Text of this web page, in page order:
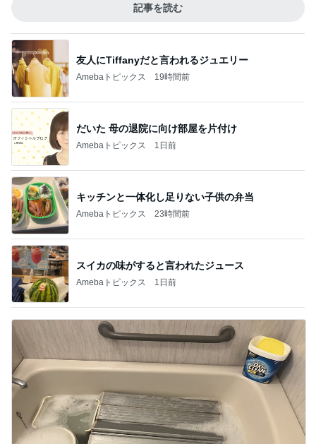
記事を読む
友人にTiffanyだと言われるジュエリー
Amebaトピックス 19時間前
だいた 母の退院に向け部屋を片付け
Amebaトピックス 1日前
キッチンと一体化し足りない子供の弁当
Amebaトピックス 23時間前
スイカの味がすると言われたジュース
Amebaトピックス 1日前